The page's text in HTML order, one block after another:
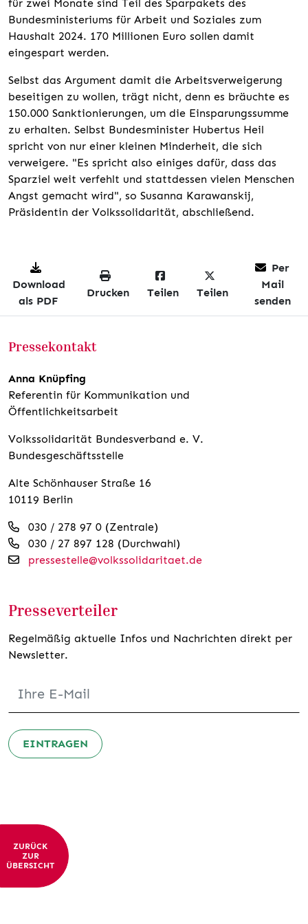
für zwei Monate sind Teil des Sparpakets des
Bundesministeriums für Arbeit und Soziales zum
Haushalt 2024. 170 Millionen Euro sollen damit
eingespart werden.
Selbst das Argument damit die Arbeitsverweigerung
beseitigen zu wollen, trägt nicht, denn es bräuchte es
150.000 Sanktionierungen, um die Einsparungssumme
zu erhalten. Selbst Bundesminister Hubertus Heil
spricht von nur einer kleinen Minderheit, die sich
verweigere. "Es spricht also einiges dafür, dass das
Sparziel weit verfehlt und stattdessen vielen Menschen
Angst gemacht wird", so Susanna Karawanskij,
Präsidentin der Volkssolidarität, abschließend.
Download
als PDF
Drucken Teilen Teilen
Per
Mail
senden
Pressekontakt
Anna Knüpfing
Referentin für Kommunikation und
Öffentlichkeitsarbeit
Volkssolidarität Bundesverband e. V.
Bundesgeschäftsstelle
Alte Schönhauser Straße 16
10119 Berlin
030 / 278 97 0 (Zentrale)
030 / 27 897 128 (Durchwahl)
pressestelle@volkssolidaritaet.de
Presseverteiler
Regelmäßig aktuelle Infos und Nachrichten direkt per
Newsletter.
EINTRAGEN
ZURÜCK
ZUR
ÜBERSICHT